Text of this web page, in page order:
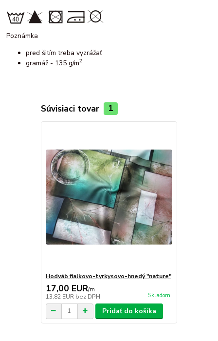
Poznámka
pred šitím treba vyzrážať
gramáž - 135 g/m2
Súvisiaci tovar 1
Hodváb fialkovo-tyrkysovo-hnedý "nature"
17,00 EUR/m
13,82 EUR bez DPH Skladom
Pridať do košíka